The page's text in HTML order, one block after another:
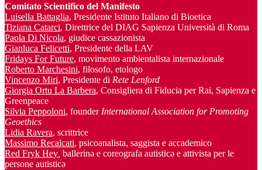
Comitato Scientifico del Manifesto
Luisella Battaglia, Presidente Istituto Italiano di Bioetica
Tiziana Catarci, Direttrice del DIAG Sapienza Università di Roma
Paola Di Nicola, giudice cassazionista
Gianluca Felicetti, Presidente della LAV
Fridays For Future, movimento ambientalista internazionale
Roberto Marchesini, filosofo, etologo
Vincenzo Miri, Presidente di Rete Lenford
Giorgia Ortu La Barbera, Consigliera di Fiducia per Rai, Sapienza e
Greenpeace
Silvia Peppoloni, founder International Association for Promoting
Geoethics
Lidia Ravera, scrittrice
Massimo Recalcati, psicoanalista, saggista e accademico
Red Fryk Hey ballerinə e coreografa autisticə e attivista per le
persone autisticə